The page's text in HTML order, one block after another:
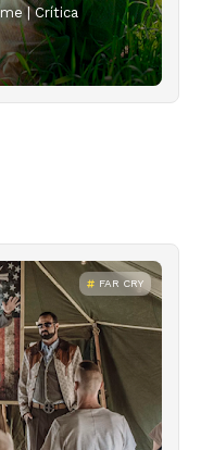
| Crítica
FAR CRY